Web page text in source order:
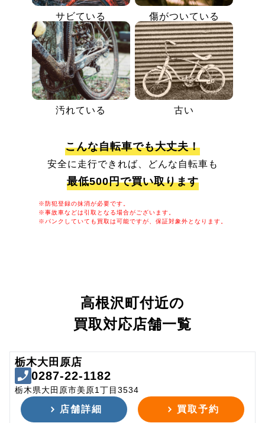
サビている 傷がついている
汚れている 古い
こんな自転車でも大丈夫！
安全に走行できれば、どんな自転車も
最低500円で買い取ります
※防犯登録の抹消が必要です。
※事故車などは引取となる場合がございます。
※パンクしていても買取は可能ですが、保証対象外となります。
高根沢町付近の
買取対応店舗一覧
栃木大田原店
0287-22-1182
栃木県大田原市美原1丁目3534
店舗詳細 買取予約